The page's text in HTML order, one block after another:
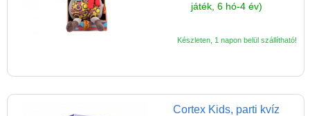
játék, 6 hó-4 év)
Készleten, 1 napon belül szállítható!
Cortex Kids, parti kvíz